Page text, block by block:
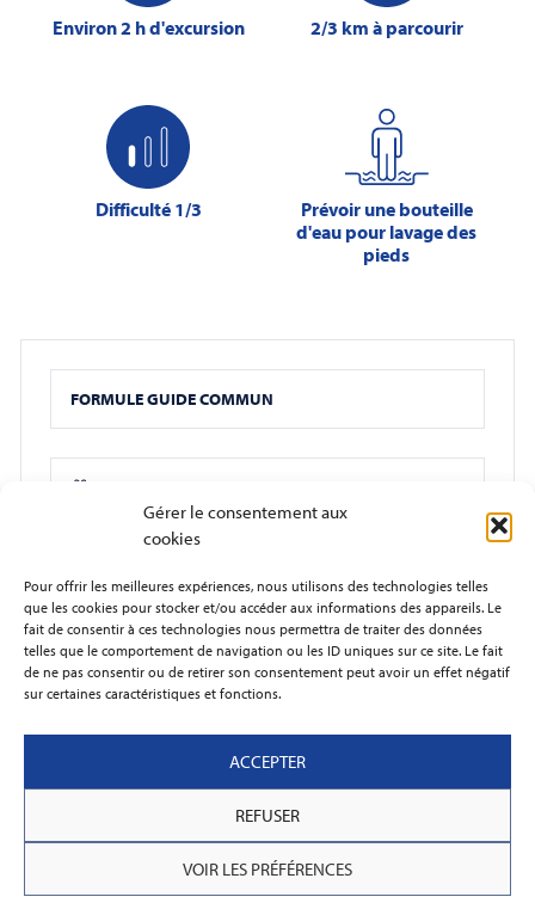
Gérer le consentement aux
cookies
Pour offrir les meilleures expériences, nous utilisons des technologies telles
que les cookies pour stocker et/ou accéder aux informations des appareils. Le
fait de consentir à ces technologies nous permettra de traiter des données
telles que le comportement de navigation ou les ID uniques sur ce site. Le fait
de ne pas consentir ou de retirer son consentement peut avoir un effet négatif
sur certaines caractéristiques et fonctions.
ACCEPTER
REFUSER
VOIR LES PRÉFÉRENCES
Environ 2 h d'excursion 2/3 km à parcourir
Difficulté 1/3
Prévoir une bouteille
d'eau pour lavage des
pieds
FORMULE GUIDE COMMUN
J’AI UN BON CADEAU
: longue vague déferlante qui se produit lorsque